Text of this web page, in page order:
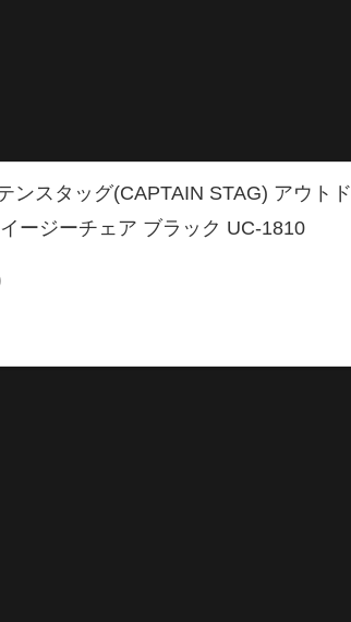
ンスタッグ(CAPTAIN STAG) アウトド
ージーチェア ブラック UC-1810